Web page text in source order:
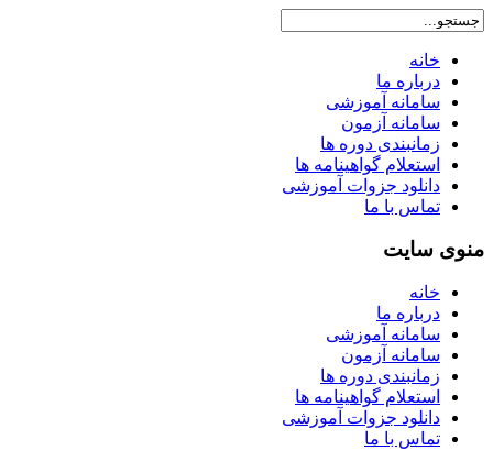
خانه
درباره ما
سامانه آموزشی
سامانه آزمون
زمانبندی دوره ها
استعلام گواهینامه ها
دانلود جزوات آموزشی
تماس با ما
منوی سایت
خانه
درباره ما
سامانه آموزشی
سامانه آزمون
زمانبندی دوره ها
استعلام گواهینامه ها
دانلود جزوات آموزشی
تماس با ما